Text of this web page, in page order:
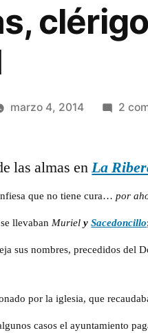
marzo 4, 2014 2
las almas enLa
que no tiene cura…por
se llevabanMuriel ySacedoncillo
sus nombres, precedidos del
por la iglesia, que
casos el ayuntamiento